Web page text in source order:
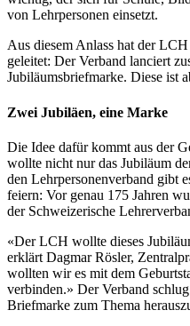
von Lehrpersonen einsetzt.
Aus diesem Anlass hat der
geleitet: Der Verband lanciert
Jubiläumsbriefmarke. Diese ist
Zwei Jubiläen, eine Marke
Die Idee dafür kommt aus der
wollte nicht nur das Jubiläum
den Lehrpersonenverband gibt
feiern: Vor genau 175 Jahren
der Schweizerische
«Der LCH wollte dieses
erklärt Dagmar Rösler,
wollten wir es mit dem
verbinden.» Der Verband
Briefmarke zum Thema